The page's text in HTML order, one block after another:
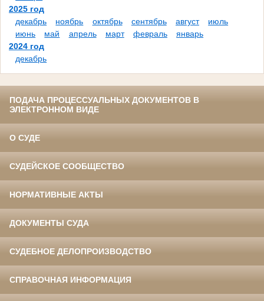
2025 год
декабрь
ноябрь октябрь сентябрь август
июль
июнь
май апрель март февраль
январь
2024 год
декабрь
ПОДАЧА ПРОЦЕССУАЛЬНЫХ ДОКУМЕНТОВ В
ЭЛЕКТРОННОМ ВИДЕ
О СУДЕ
СУДЕЙСКОЕ СООБЩЕСТВО
НОРМАТИВНЫЕ АКТЫ
ДОКУМЕНТЫ СУДА
СУДЕБНОЕ ДЕЛОПРОИЗВОДСТВО
СПРАВОЧНАЯ ИНФОРМАЦИЯ